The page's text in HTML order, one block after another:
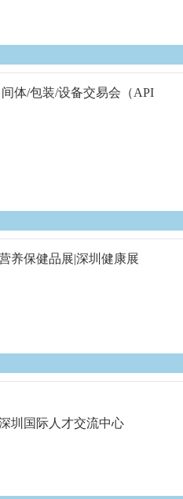
体/包装/设备交易会（API
养保健品展|深圳健康展
圳国际人才交流中心